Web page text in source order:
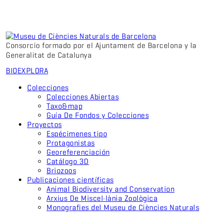
Consorcio formado por el Ajuntament de Barcelona y la
Generalitat de Catalunya
BIOEXPLORA
Colecciones
Colecciones Abiertas
Taxo&map
Guía De Fondos y Colecciones
Proyectos
Espécimenes tipo
Protagonistas
Georeferenciación
Catálogo 3D
Briozoos
Publicaciones científicas
Animal Biodiversity and Conservation
Arxius De Miscel·lània Zoològica
Monografies del Museu de Ciències Naturals